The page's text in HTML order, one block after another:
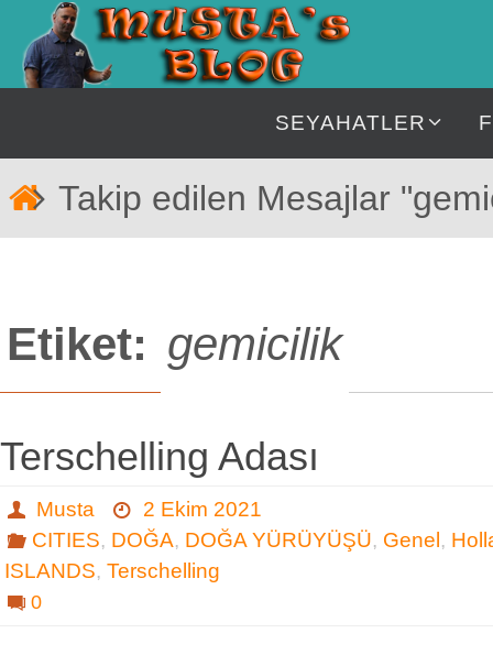
İçeriğe
geç
SEYAHATLER
Takip edilen Mesajlar
Etiket: gemicilik
Terschelling Adası
Musta
2 Ekim 2021
CITIES, DOĞA, DOĞA YÜRÜYÜŞÜ, Genel ,
ISLANDS, Terschelling
0